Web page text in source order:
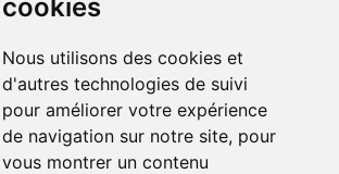
cookies
Nous utilisons des cookies et
d'autres technologies de suivi
pour améliorer votre expérience
de navigation sur notre site, pour
vous montrer un contenu
information)